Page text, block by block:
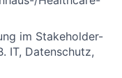
im Stakeholder-
IT, Datenschutz,